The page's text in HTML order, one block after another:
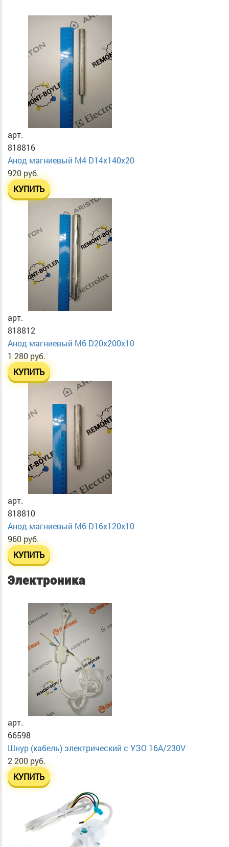
арт.
818816
Анод магниевый М4 D14х140х20
920 руб.
КУПИТЬ
арт.
818812
Анод магниевый М6 D20х200х10
1 280 руб.
КУПИТЬ
арт.
818810
Анод магниевый М6 D16х120х10
960 руб.
КУПИТЬ
Электроника
арт.
66598
Шнур (кабель) электрический с УЗО 16А/230V
2 200 руб.
КУПИТЬ